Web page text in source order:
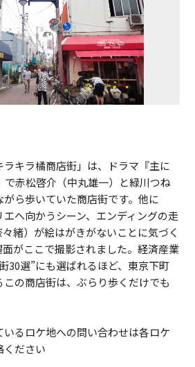
キラ橘商店街」は、ドラマ『主に
で赤松啓介（中丸雄一）と緑川つね
がら歩いていた商店街です。他に
へ向かうシーン、エンディングの走
緒）が絵はがきがないことに気づく
がここで撮影されました。経済産業
30選”にも選ばれるほど、東京下町
この商店街は、ぶらり歩くだけでも
るロケ地への問い合わせは各ロケ
ください